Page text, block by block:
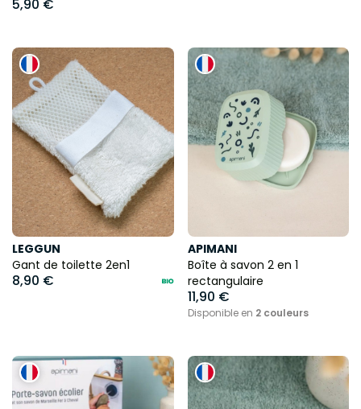
5,90 €
LEGGUN
Gant de toilette 2en1
8,90 €
APIMANI
Boîte à savon 2 en 1
rectangulaire
11,90 €
Disponible en 2 couleurs